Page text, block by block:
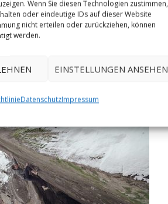
Wenn Sie diesen Technologien zustimmen,
oder eindeutige IDs auf dieser Website
nicht erteilen oder zurückziehen, können
werden.
EINSTELLUNGEN ANSEHEN
DatenschutzImpressum
den „Sit“ zu
wegen schlechtem
plötzlich alle Züge im
Schnee am Ausstieg.